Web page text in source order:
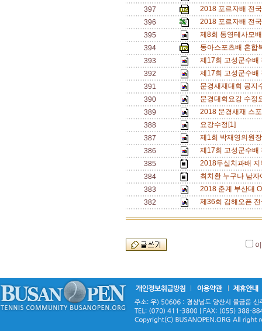
397
2018 포르자배 전
396
2018 포르자배 전
395
제8회 통영테사모
394
동아스포츠배 혼합
393
제17회 고성군수
392
제17회 고성군수
391
문경새재대회 공
390
문경대회요강 수
389
2018 문경새재 스
388
요강수정[1]
387
제1회 박재영의원
386
제17회 고성군수
385
2018두실치과배
384
최치환 누구나 남
383
2018 춘계 부산대
382
제36회 김해오픈